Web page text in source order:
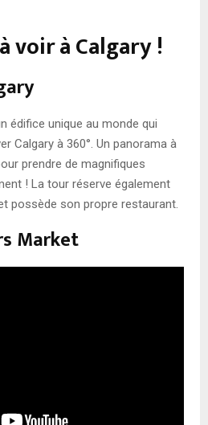
voir à Calgary !
édifice unique au monde qui
Calgary à 360°. Un panorama à
prendre de magnifiques
! La tour réserve également
possède son propre restaurant.
Market